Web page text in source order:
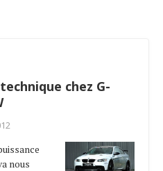
chez G-
nous